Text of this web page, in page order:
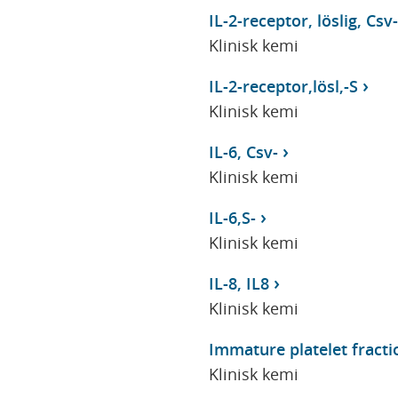
IL-2-receptor, löslig, Csv-
Klinisk kemi
IL-2-receptor,lösl,-S
Klinisk kemi
IL-6, Csv-
Klinisk kemi
IL-6,S-
Klinisk kemi
IL-8, IL8
Klinisk kemi
Immature platelet
Klinisk kemi